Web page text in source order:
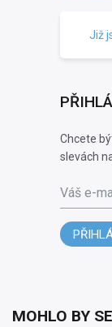
Již
Chcete
slevách
Váš e-
MOHLO BY